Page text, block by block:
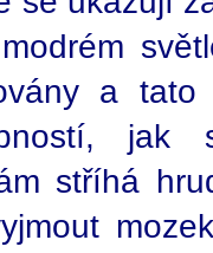
a
jak
stříhá